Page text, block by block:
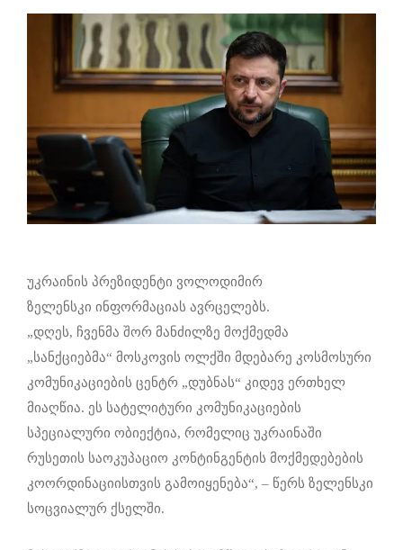
უკრაინის პრეზიდენტი ვოლოდიმირ
ზელენსკი ინფორმაციას ავრცელებს.
„დღეს, ჩვენმა შორ მანძილზე მოქმედმა
„სანქციებმა“ მოსკოვის ოლქში მდებარე კოსმოსური
კომუნიკაციების ცენტრ „დუბნას“ კიდევ ერთხელ
მიაღწია. ეს სატელიტური კომუნიკაციების
სპეციალური ობიექტია, რომელიც უკრაინაში
რუსეთის საოკუპაციო კონტინგენტის მოქმედებების
კოორდინაციისთვის გამოიყენება“, – წერს ზელენსკი
სოცვიალურ ქსელში.